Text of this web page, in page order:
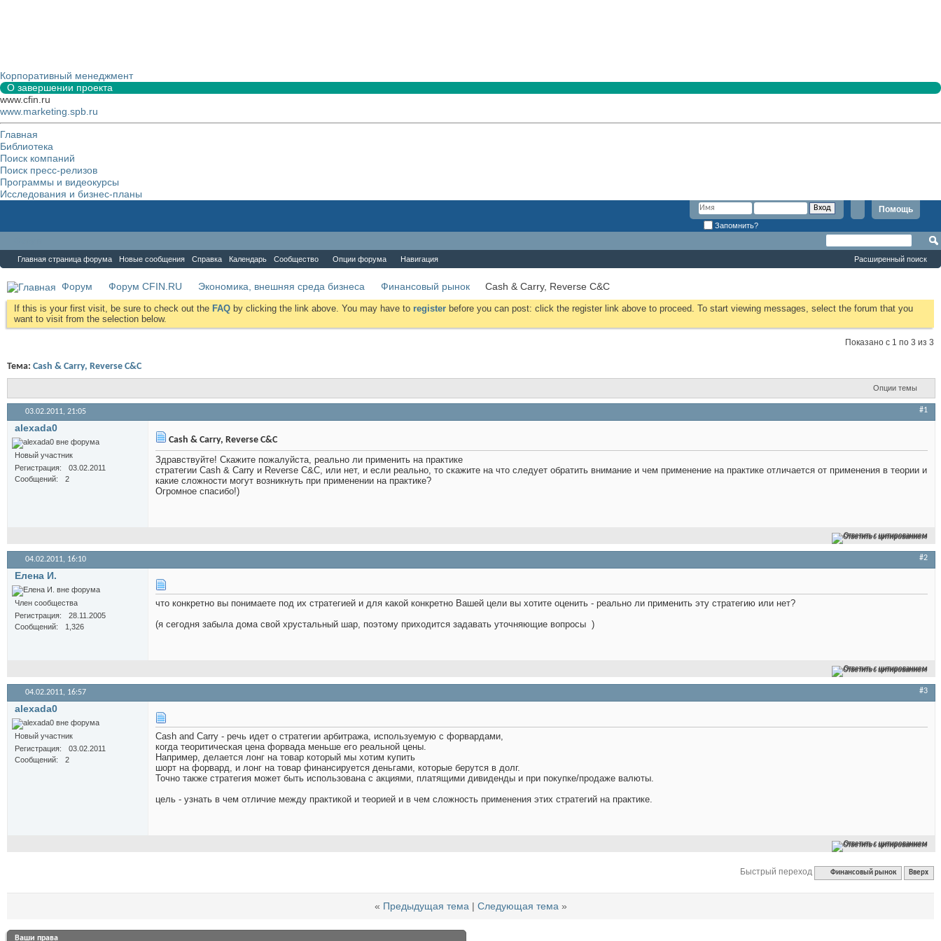
Корпоративный менеджмент
О завершении проекта
www.cfin.ru
www.marketing.spb.ru
Главная
Библиотека
Поиск компаний
Поиск пресс-релизов
Программы и видеокурсы
Исследования и бизнес-планы
Помощь
Запомнить?
Главная страница форума Новые сообщения Справка Календарь Сообщество Опции форума Навигация Расширенный поиск
Форум Форум CFIN.RU Экономика, внешняя среда бизнеса Финансовый рынок Cash & Carry, Reverse C&C
If this is your first visit, be sure to check out the FAQ by clicking the link above. You may have to register before you can post: click the register link above to proceed. To start viewing messages, select the forum that you
want to visit from the selection below.
Показано с 1 по 3 из 3
Тема: Cash & Carry, Reverse C&C
Опции темы
03.02.2011, 21:05 #1
alexada0
Новый участник
Регистрация
03.02.2011
Сообщений
2
Cash & Carry, Reverse C&C
Здравствуйте! Скажите пожалуйста, реально ли применить на практике
стратегии Cash & Carry и Reverse C&C, или нет, и если реально, то скажите на что следует обратить внимание и чем применение на практике отличается от применения в теории и
какие сложности могут возникнуть при применении на практике?
Огромное спасибо!)
Ответить с цитированием
04.02.2011, 16:10 #2
Елена И.
Член сообщества
Регистрация
28.11.2005
Сообщений
1,326
что конкретно вы понимаете под их стратегией и для какой конкретно Вашей цели вы хотите оценить - реально ли применить эту стратегию или нет?
(я сегодня забыла дома свой хрустальный шар, поэтому приходится задавать уточняющие вопросы )
Ответить с цитированием
04.02.2011, 16:57 #3
alexada0
Новый участник
Регистрация
03.02.2011
Сообщений
2
Cash and Carry - речь идет о стратегии арбитража, используемую с форвардами,
когда теоритическая цена форвада меньше его реальной цены.
Например, делается лонг на товар который мы хотим купить
шорт на форвард, и лонг на товар финансируется деньгами, которые берутся в долг.
Точно также стратегия может быть использована с акциями, платящими дивиденды и при покупке/продаже валюты.
цель - узнать в чем отличие между практикой и теорией и в чем сложность применения этих стратегий на практике.
Ответить с цитированием
Быстрый переход Финансовый рынок Вверх
« Предыдущая тема| Следующая тема »
Ваши права